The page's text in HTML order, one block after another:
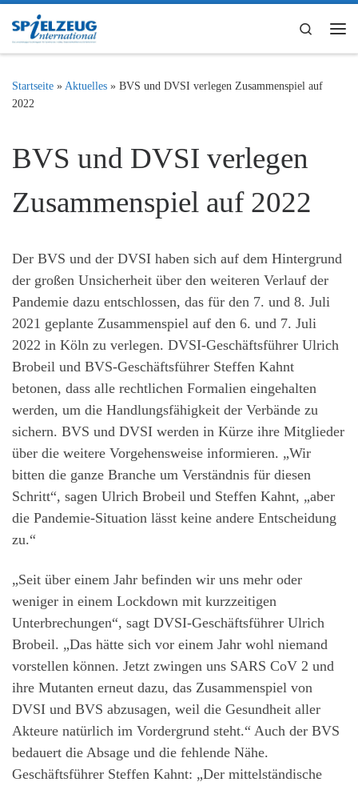
Zum Inhalt springen
Search
Startseite » Aktuelles » BVS und DVSI verlegen Zusammenspiel auf
2022
BVS und DVSI verlegen
Zusammenspiel auf 2022
Der BVS und der DVSI haben sich auf dem Hintergrund
der großen Unsicherheit über den weiteren Verlauf der
Pandemie dazu entschlossen, das für den 7. und 8. Juli
2021 geplante Zusammenspiel auf den 6. und 7. Juli
2022 in Köln zu verlegen. DVSI-Geschäftsführer Ulrich
Brobeil und BVS-Geschäftsführer Steffen Kahnt
betonen, dass alle rechtlichen Formalien eingehalten
werden, um die Handlungsfähigkeit der Verbände zu
sichern. BVS und DVSI werden in Kürze ihre Mitglieder
über die weitere Vorgehensweise informieren. „Wir
bitten die ganze Branche um Verständnis für diesen
Schritt“, sagen Ulrich Brobeil und Steffen Kahnt, „aber
die Pandemie-Situation lässt keine andere Entscheidung
zu.“
„Seit über einem Jahr befinden wir uns mehr oder
weniger in einem Lockdown mit kurzzeitigen
Unterbrechungen“, sagt DVSI-Geschäftsführer Ulrich
Brobeil. „Das hätte sich vor einem Jahr wohl niemand
vorstellen können. Jetzt zwingen uns SARS CoV 2 und
ihre Mutanten erneut dazu, das Zusammenspiel von
DVSI und BVS abzusagen, weil die Gesundheit aller
Akteure natürlich im Vordergrund steht.“ Auch der BVS
bedauert die Absage und die fehlende Nähe.
Geschäftsführer Steffen Kahnt: „Der mittelständische